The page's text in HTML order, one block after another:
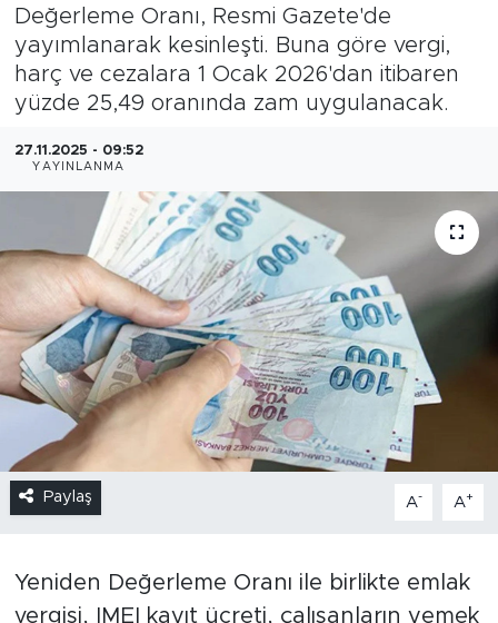
Değerleme Oranı, Resmi Gazete'de
yayımlanarak kesinleşti. Buna göre vergi,
harç ve cezalara 1 Ocak 2026'dan itibaren
yüzde 25,49 oranında zam uygulanacak.
27.11.2025 - 09:52
YAYINLANMA
Paylaş A- A+
Yeniden Değerleme Oranı ile birlikte emlak
vergisi, IMEI kayıt ücreti, çalışanların yemek